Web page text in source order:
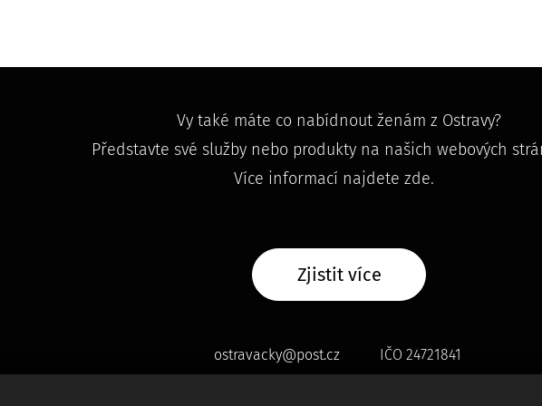
Vy také máte co nabídnout ženám z Ostravy?
Představte své služby nebo produkty na našich webových
Více informací najdete zde.
Zjistit více
ostravacky@post.czIČO 24721841